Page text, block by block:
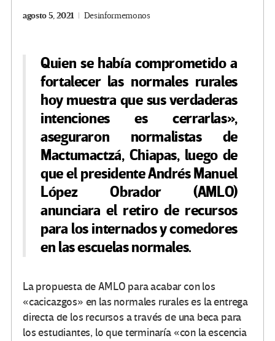
agosto 5, 2021 Desinformemonos
Quien se había comprometido a
fortalecer las normales rurales
hoy muestra que sus verdaderas
intenciones es cerrarlas»,
aseguraron normalistas de
Mactumactzá, Chiapas, luego de
que el presidente Andrés Manuel
López Obrador (AMLO)
anunciara el retiro de recursos
para los internados y comedores
en las escuelas normales.
La propuesta de AMLO para acabar con los
«cacicazgos» en las normales rurales es la entrega
directa de los recursos a través de una beca para
los estudiantes, lo que terminaría «con la escencia